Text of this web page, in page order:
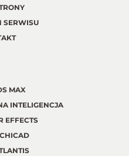
SERWISU
MAX
INTELIGENCJA
EFFECTS